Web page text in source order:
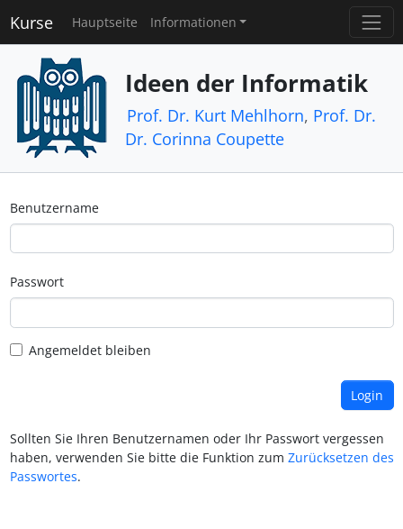
Kurse Hauptseite Informationen
Ideen der Informatik
Prof. Dr. Kurt Mehlhorn, Prof. Dr.
Dr. Corinna Coupette
Benutzername
Passwort
Angemeldet bleiben
Sollten Sie Ihren Benutzernamen oder Ihr Passwort vergessen
haben, verwenden Sie bitte die Funktion zum Zurücksetzen des
Passwortes.